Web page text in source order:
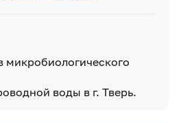
микробиологического
воды в г. Тверь.